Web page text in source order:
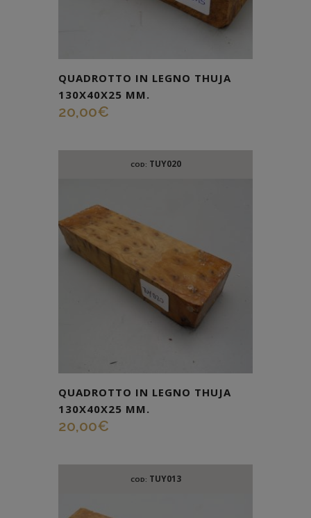
QUADROTTO IN LEGNO THUJA
130X40X25 MM.
20,00€
COD: TUY020
QUADROTTO IN LEGNO THUJA
130X40X25 MM.
20,00€
COD: TUY013